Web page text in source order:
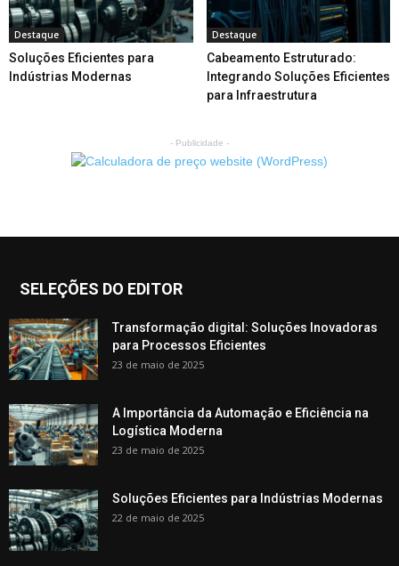
Destaque
Soluções Eficientes para
Indústrias Modernas
Destaque
Cabeamento Estruturado:
Integrando Soluções Eficientes
para Infraestrutura
- Publicidade -
SELEÇÕES DO EDITOR
Transformação digital: Soluções Inovadoras
para Processos Eficientes
23 de maio de 2025
A Importância da Automação e Eficiência na
Logística Moderna
23 de maio de 2025
Soluções Eficientes para Indústrias Modernas
22 de maio de 2025